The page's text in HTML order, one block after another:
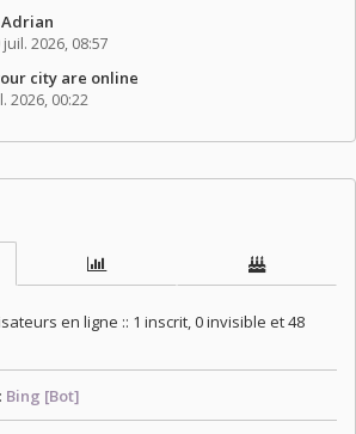
juil. 2026, 08:57
city are online
2026, 00:22
en ligne :: 1 inscrit, 0 invisible et 48
Bing [Bot]